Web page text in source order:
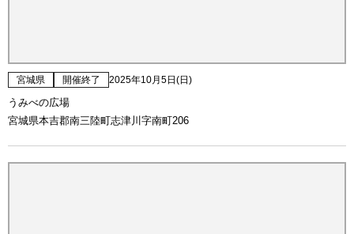
宮城県 開催終了 2025年10月5日(日)
うみべの広場
宮城県本吉郡南三陸町志津川字南町206